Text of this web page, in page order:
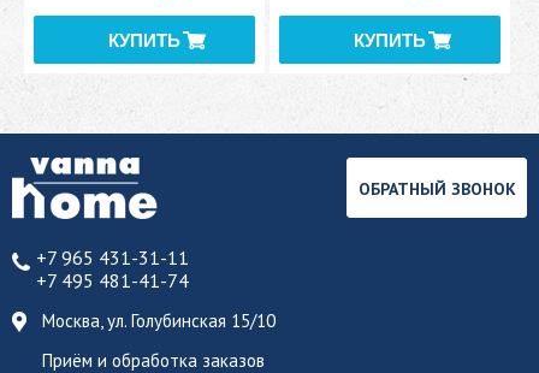
+7 965 431-31-11
+7 495 481-41-74
Москва, ул. Голубинская 15/10
Приём и обработка заказов
ОБРАТНЫЙ ЗВОНОК